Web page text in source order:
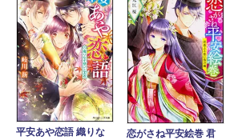
平安あや恋語 織りな
恋がさね平安絵巻 君